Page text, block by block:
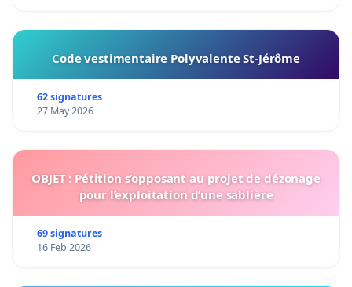
Code vestimentaire Polyvalente St-Jérôme
62 signatures
27 May 2026
OBJET : Pétition s’opposant au projet de dézonage
pour l’exploitation d’une sablière
69 signatures
16 Feb 2026